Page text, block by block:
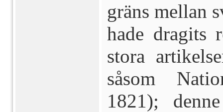
gräns mellan
hade dragits
stora
såsom
1821);